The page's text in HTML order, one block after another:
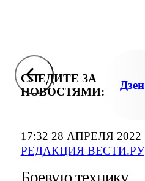
17:32 28 АПРЕЛЯ 2022
РЕДАКЦИЯ ВЕСТИ.РУ
СЛЕДИТЕ ЗА
НОВОСТЯМИ:
Дзен